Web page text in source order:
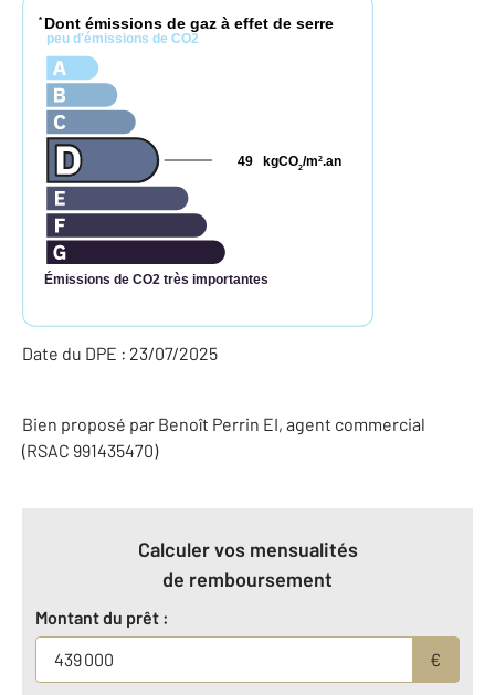
* Dont émissions de gaz à effet de serre
peu d'émissions de CO2
Émissions de CO2 très importantes
kgCO2/m2.an
49
Date du DPE : 23/07/2025
Bien proposé par Benoît Perrin EI, agent commercial
(RSAC 991435470)
Calculer vos mensualités
de remboursement
Montant du prêt :
€